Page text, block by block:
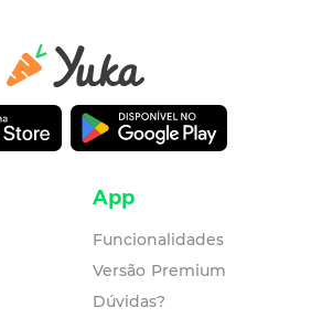
App
Funcionalidades
Versão Premium
Dúvidas?